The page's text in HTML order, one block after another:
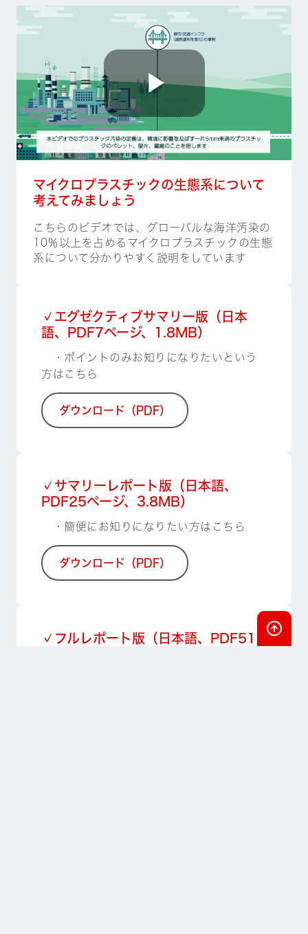
Play
Video
マイクロプラスチックの生態系について
考えてみましょう
こちらのビデオでは、グローバルな海洋汚染の
10％以上を占めるマイクロプラスチックの生態
系について分かりやすく説明をしています
✓エグゼクティブサマリー版（日本
語、PDF7ページ、1.8MB）
・ポイントのみお知りになりたいという
方はこちら
ダウンロード（PDF）
✓サマリーレポート版（日本語、
PDF25ページ、3.8MB）
・簡便にお知りになりたい方はこちら
ダウンロード（PDF）
✓フルレポート版（日本語、PDF51 最初に